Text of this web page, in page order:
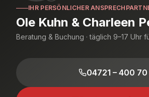
IHR PERSÖNLICHER
Ole Kuhn & Charleen
Beratung & Buchung · täglich 9–17 Uhr
04721 – 400 70